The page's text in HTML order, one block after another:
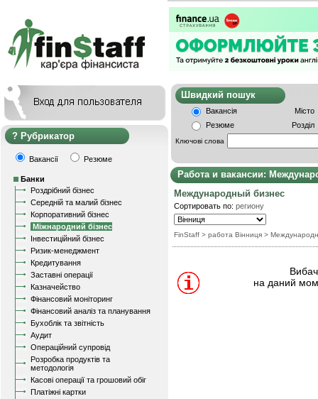
Рубрикатор
Вакансії Резюме
Банки
Роздрібний бізнес
Середній та малий бізнес
Корпоративний бізнес
Міжнародний бізнес
Інвестиційний бізнес
Ризик-менеджмент
Кредитування
Заставні операції
Казначейство
Фінансовий моніторинг
Фінансовий аналіз та планування
Бухоблік та звітність
Аудит
Операційний супровід
Розробка продуктів та
методологія
Касові операції та грошовий обіг
Платіжні картки
Швидкий
Вакансія
Місто
Резюме
Розділ
Ключові слова
Работа и вакансии:
Международный бизнес
Сортировать по: региону
FinStaff > работа Вінниця >
на даний